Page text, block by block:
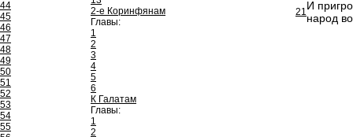
44
45
46
47
48
49
50
51
52
53
54
55
2-е Коринфянам
Главы:
1
2
3
4
5
6
К Галатам
Главы:
1
2
21И
народ